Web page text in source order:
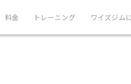
料金 トレーニング ワイズジム